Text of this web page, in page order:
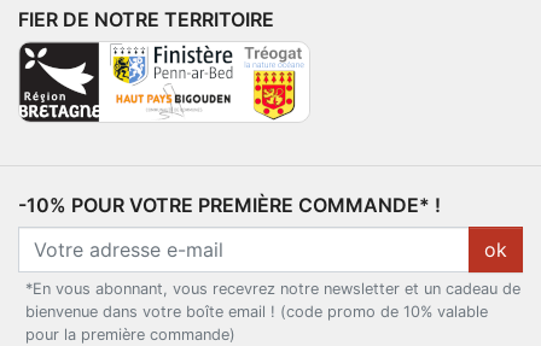
FIER DE NOTRE TERRITOIRE
-10% POUR VOTRE PREMIÈRE COMMANDE* !
ok
*En vous abonnant, vous recevrez notre newsletter et un cadeau de
bienvenue dans votre boîte email ! (code promo de 10% valable
pour la première commande)